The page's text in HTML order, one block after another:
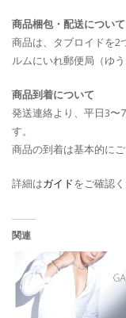
商品梱包・配送について
商品は、タブロイドを2
ルムにいれ郵便局（ゆ
商品到着について
発送連絡より、平日3〜
す。
商品の到着は基本的に
詳細はガイドをご確認く
関連